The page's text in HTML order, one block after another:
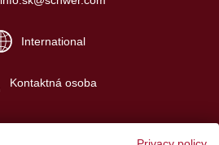
International
Kontaktná osoba